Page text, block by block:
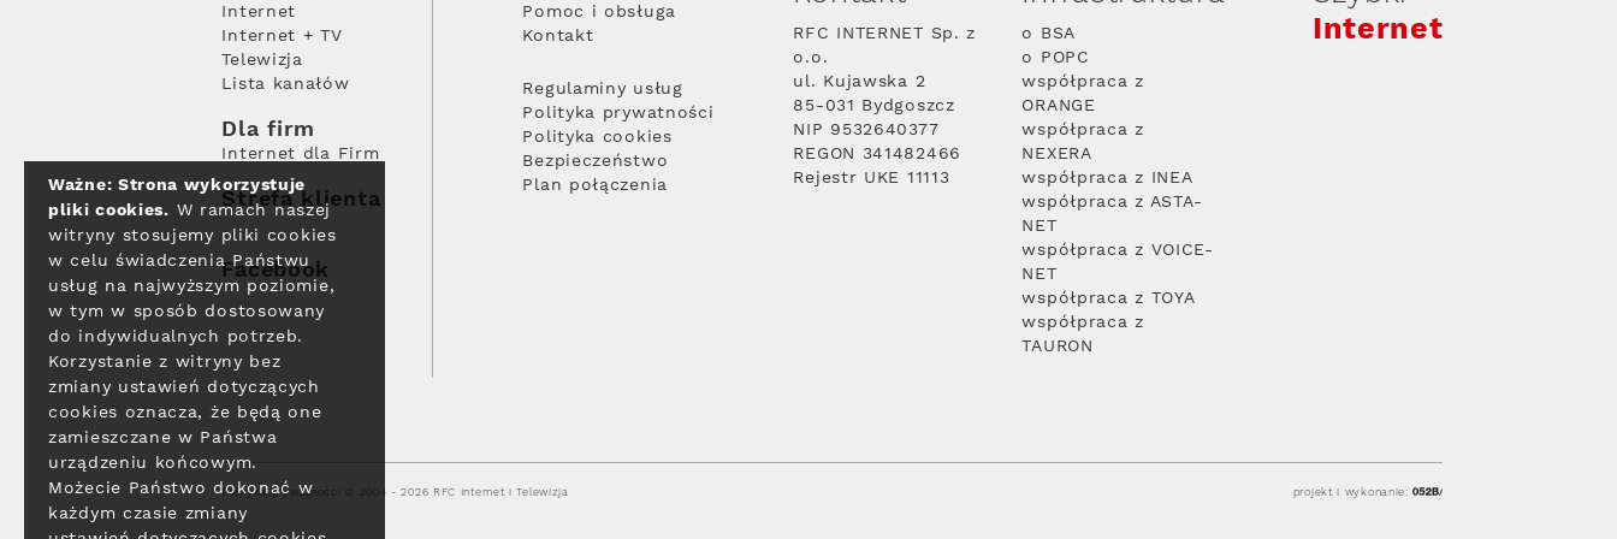
Internet
Internet + TV
Telewizja
Lista kanałów
Dla firm
Internet dla Firm
Strefa klienta
Facebook
Pomoc i obsługa
Kontakt
Regulaminy usług
Polityka prywatności
Polityka cookies
Bezpieczeństwo
Plan połączenia
RFC INTERNET Sp. z
o.o.
ul. Kujawska 2
85-031 Bydgoszcz
NIP 9532640377
REGON 341482466
Rejestr UKE 11113
o BSA
o POPC
współpraca z
ORANGE
współpraca z
NEXERA
współpraca z INEA
współpraca z ASTA-
NET
współpraca z VOICE-
NET
współpraca z TOYA
współpraca z
TAURON
Internet
Polityka prywatności © 2004 - 2026 RFC Internet i Telewizja projekt i wykonanie:
Ważne: Strona wykorzystuje
pliki cookies. W ramach naszej
witryny stosujemy pliki cookies
w celu świadczenia Państwu
usług na najwyższym poziomie,
w tym w sposób dostosowany
do indywidualnych potrzeb.
Korzystanie z witryny bez
zmiany ustawień dotyczących
cookies oznacza, że będą one
zamieszczane w Państwa
urządzeniu końcowym.
Możecie Państwo dokonać w
każdym czasie zmiany